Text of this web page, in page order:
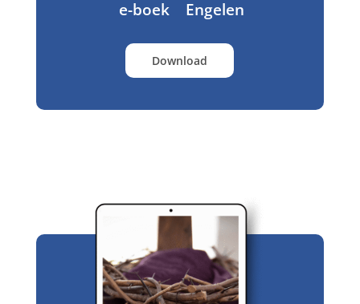
e-boek Engelen
Download